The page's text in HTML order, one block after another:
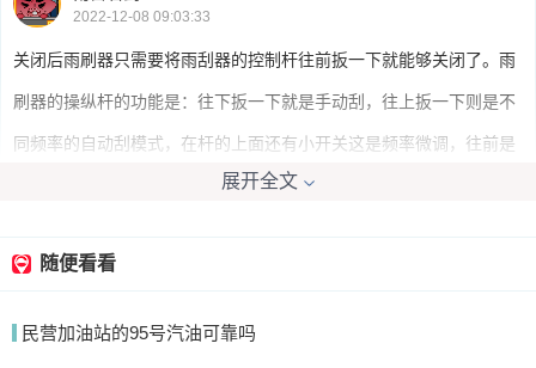
2022-12-08 09:03:33
关闭后雨刷器只需要将雨刮器的控制杆往前扳一下就能够关闭了。雨
刷器的操纵杆的功能是：往下扳一下就是手动刮，往上扳一下则是不
同频率的自动刮模式，在杆的上面还有小开关这是频率微调，往前是
好迷茫
雨刷器向上拨是前档的，向下拨是后档的
展开全文
随便看看
民营加油站的95号汽油可靠吗